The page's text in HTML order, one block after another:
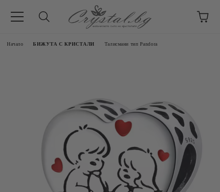
Начало БИЖУТА С КРИСТАЛИ Талисмани тип Pandora